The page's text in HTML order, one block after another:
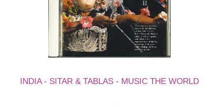
INDIA - SITAR & TABLAS - MUSIC THE WORLD